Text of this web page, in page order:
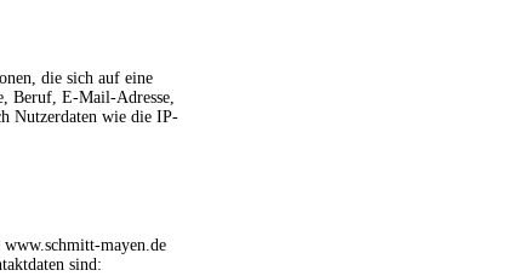
die sich auf eine
Beruf, E-Mail-Adresse,
Nutzerdaten wie die IP-
mayen.de
sind: